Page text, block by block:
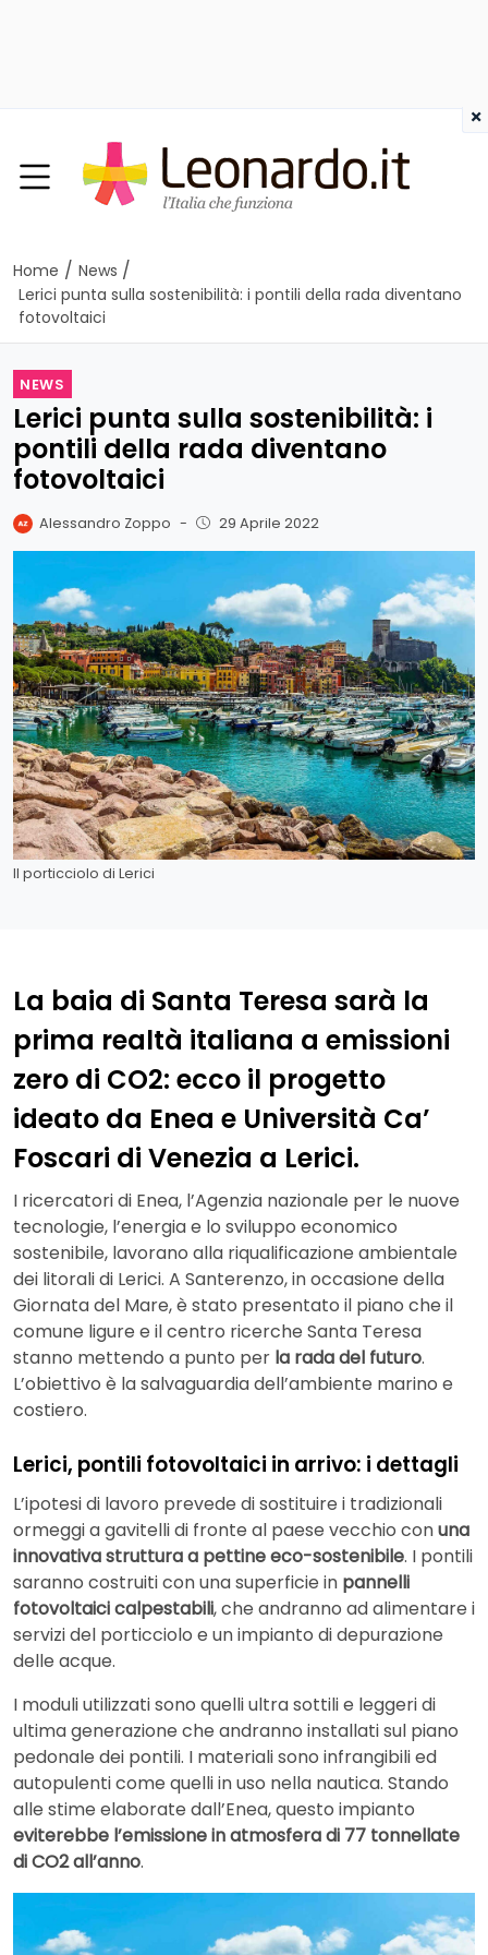
Home / News /
Lerici punta sulla sostenibilità: i pontili della rada diventano
fotovoltaici
NEWS
Lerici punta sulla sostenibilità: i
pontili della rada diventano
fotovoltaici
Alessandro Zoppo - 29 Aprile 2022
Il porticciolo di Lerici
La baia di Santa Teresa sarà la
prima realtà italiana a emissioni
zero di CO2: ecco il progetto
ideato da Enea e Università Ca’
Foscari di Venezia a Lerici.
I ricercatori di Enea, l’Agenzia nazionale per le nuove
tecnologie, l’energia e lo sviluppo economico
sostenibile, lavorano alla riqualificazione ambientale
dei litorali di Lerici. A Santerenzo, in occasione della
Giornata del Mare, è stato presentato il piano che il
comune ligure e il centro ricerche Santa Teresa
stanno mettendo a punto per la rada del futuro.
L’obiettivo è la salvaguardia dell’ambiente marino e
costiero.
Lerici, pontili fotovoltaici in arrivo: i dettagli
L’ipotesi di lavoro prevede di sostituire i tradizionali
ormeggi a gavitelli di fronte al paese vecchio conuna
innovativa struttura a pettine eco-sostenibile. I pontili
saranno costruiti con una superficie in pannelli
fotovoltaici calpestabili, che andranno ad alimentare i
servizi del porticciolo e un impianto di depurazione
delle acque.
I moduli utilizzati sono quelli ultra sottili e leggeri di
ultima generazione che andranno installati sul piano
pedonale dei pontili. I materiali sono infrangibili ed
autopulenti come quelli in uso nella nautica. Stando
alle stime elaborate dall’Enea, questo impianto
eviterebbe l’emissione in atmosfera di 77 tonnellate
di CO2 all’anno.
×